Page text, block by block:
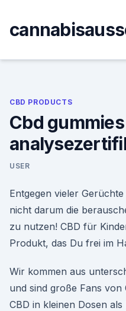
content
CBD PRODUCTS
Cbd
USER
Entgegen vieler
nicht darum die
zu nutzen! CBD für
Produkt, das Du frei im
Wir kommen aus
und sind große Fans von
CBD in kleinen Dosen